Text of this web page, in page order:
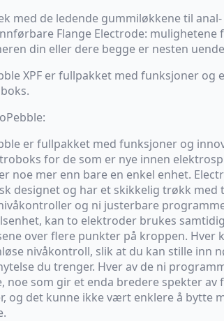
med de ledende gummiløkkene til
Flange Electrode: mulighetene
din eller dere begge er nesten
XPF er fullpakket med funksjoner og
er fullpakket med funksjoner og
for de som er nye innen
noe mer enn bare en enkel enhet.
designet og har et skikkelig trøkk med
og ni justerbare
kan to elektroder brukes
over flere punkter på kroppen. Hver
nivåkontroll, slik at du kan stille inn
du trenger. Hver av de ni
noe som gir et enda bredere spekter av
og det kunne ikke vært enklere å bytte